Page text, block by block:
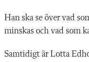
Han ska se över vad
minskas och vad som
Samtidigt är Lotta